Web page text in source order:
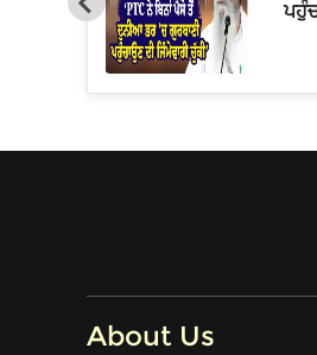
About Us